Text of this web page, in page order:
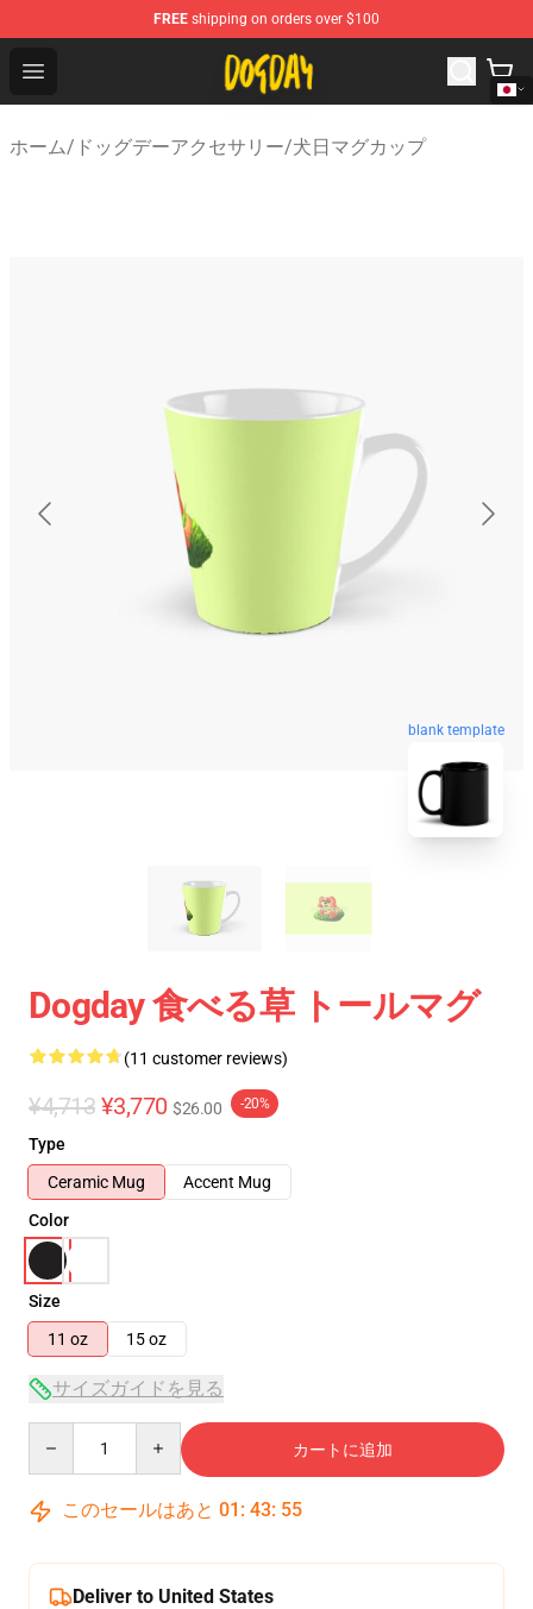
FREE shipping on orders over $100
Open menu
DogDay Store - Official DogDay Merchandise Shop
ホーム/ ドッグデーアクセサリー/犬日マグカップ
blank template
Dogday 食べる草 トールマグ
(11 customer reviews)
¥4,713 ¥3,770 $26.00 -20%
Type
Ceramic Mug
Accent Mug
Color
Size
11 oz
15 oz
サイズガイドを見る
カートに追加
このセールはあと 01 : 43: 54
Deliver to United States